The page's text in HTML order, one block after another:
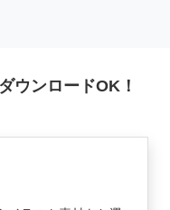
ウンロードOK！